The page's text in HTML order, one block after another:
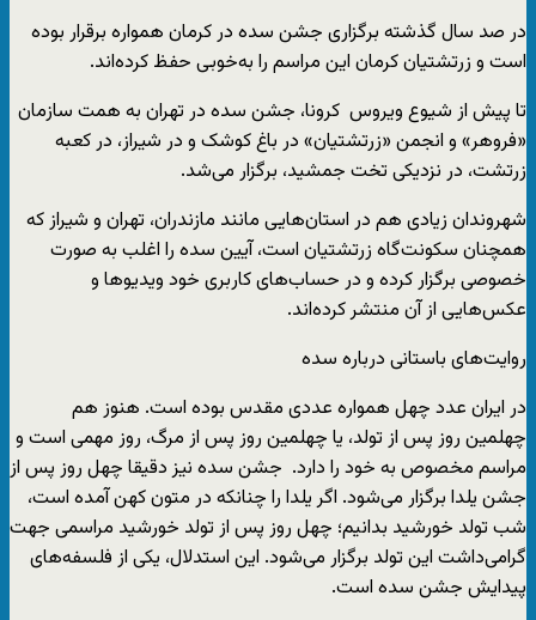
در صد سال گذشته برگزاری جشن سده در کرمان همواره برقرار بوده
است و زرتشتیان کرمان این مراسم را به‌خوبی حفظ کرده‌اند.
تا پیش از شیوع ویروس کرونا، جشن سده در تهران به همت سازمان
«فروهر» و انجمن «زرتشتیان» در باغ کوشک و در شیراز، در کعبه
زرتشت، در نزدیکی تخت جمشید، برگزار می‌شد.
شهروندان زیادی هم در استان‌هایی مانند مازندران، تهران و شیراز که
همچنان سکونت‌گاه زرتشتیان است، آیین سده را اغلب به صورت
خصوصی برگزار کرده‌ و در حساب‌های کاربری خود ویدیوها و
عکس‌هایی از آن منتشر کرده‌اند.
روایت‌های باستانی درباره سده
در ایران عدد چهل همواره عددی مقدس بوده است. هنوز هم
چهلمین روز پس از تولد، یا چهلمین روز پس از مرگ، روز مهمی است و
مراسم مخصوص به خود را دارد. جشن سده نیز دقیقا چهل روز پس از
جشن یلدا برگزار می‌شود. اگر یلدا را چنانکه در متون کهن آمده است،
شب تولد خورشید بدانیم؛ چهل روز پس از تولد خورشید مراسمی جهت
گرامی‌داشت این تولد برگزار می‌شود. این استدلال، یکی از فلسفه‌های
پیدایش جشن سده است.